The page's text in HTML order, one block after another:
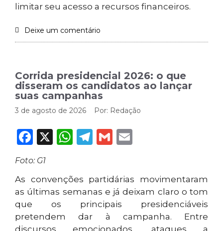
limitar seu acesso a recursos financeiros.
Deixe um comentário
Corrida presidencial 2026: o que
disseram os candidatos ao lançar
suas campanhas
3 de agosto de 2026 Por: Redação
Facebook
X WhatsApp
Telegram
Gmail
Foto: G1
As convenções partidárias movimentaram
as últimas semanas e já deixam claro o tom
que os principais presidenciáveis
pretendem dar à campanha. Entre